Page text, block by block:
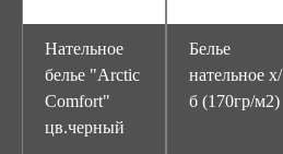
Нательное
белье "Arctic
Comfort"
цв.черный
Белье
нательное х/
б (170гр/м2)